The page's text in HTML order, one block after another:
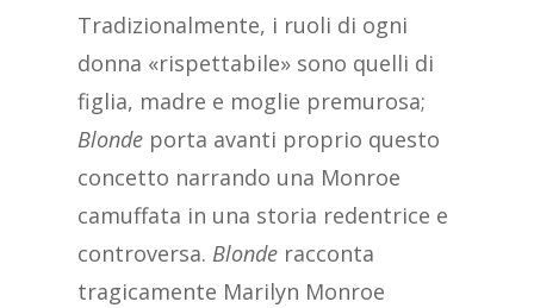
Tradizionalmente, i ruoli di ogni
donna «rispettabile» sono quelli di
figlia, madre e moglie premurosa;
Blondeporta avanti proprio questo
concetto narrando una Monroe
camuffata in una storia redentrice e
controversa. Blonderacconta
tragicamente Marilyn Monroe